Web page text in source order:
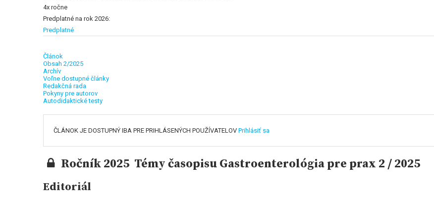
4x ročne
Predplatné na rok 2026:
Predplatné
Článok
Obsah 2/2025
Archív
Voľne dostupné články
Redakčná rada
Pokyny pre autorov
Autodidaktické testy
ČLÁNOK JE DOSTUPNÝ IBA PRE PRIHLÁSENÝCH POUŽÍVATELOV Prihlásiť sa
Ročník 2025 Témy časopisu Gastroenterológia pre prax 2 / 2025
Editoriál